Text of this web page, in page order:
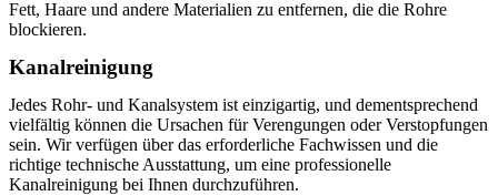
Fett, Haare und andere Materialien zu entfernen, die die Rohre
blockieren.
Kanalreinigung
Jedes Rohr- und Kanalsystem ist einzigartig, und dementsprechend
vielfältig können die Ursachen für Verengungen oder Verstopfungen
sein. Wir verfügen über das erforderliche Fachwissen und die
richtige technische Ausstattung, um eine professionelle
Kanalreinigung bei Ihnen durchzuführen.